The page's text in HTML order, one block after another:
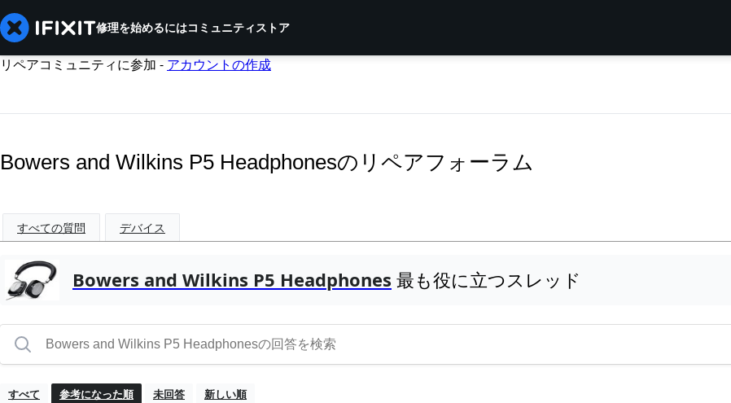
修理を始めるにはコミュニティストア
リペアコミュニティに参加 - アカウントの作成
Bowers and Wilkins P5 Headphonesのリペアフォーラム
すべての質問 デバイス
Bowers and Wilkins P5 Headphones 最も役に立つスレッド
すべて 参考になった順 未回答 新しい順